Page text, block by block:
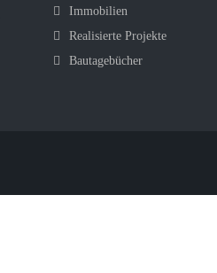
Immobilien
Realisierte Projekte
Bautagebücher